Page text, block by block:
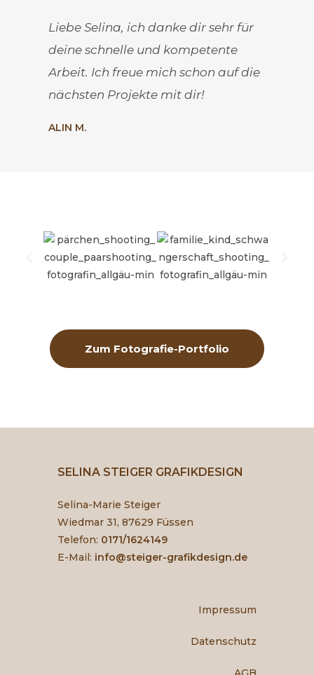
Liebe Selina, ich danke dir sehr für
deine schnelle und kompetente
Arbeit. Ich freue mich schon auf die
nächsten Projekte mit dir!
ALIN M.
Zum Fotografie-Portfolio
SELINA STEIGER GRAFIKDESIGN
Selina-Marie Steiger
Wiedmar 31, 87629 Füssen
Telefon: 0171/1624149
E-Mail: info@steiger-grafikdesign.de
Impressum
Datenschutz